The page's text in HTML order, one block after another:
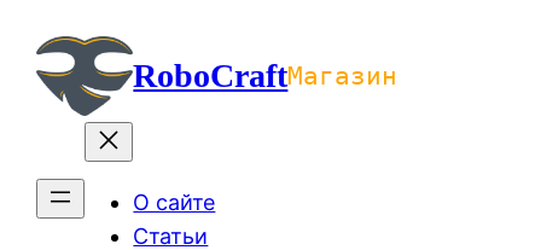
содержимомуRoboCraftМагазин
О сайте
Статьи